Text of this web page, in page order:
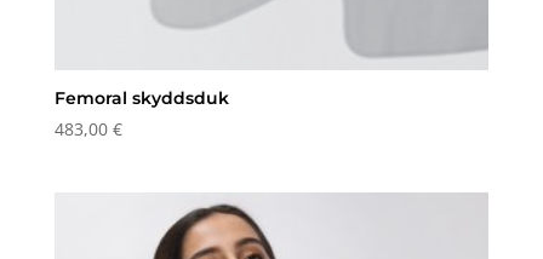
Femoral skyddsduk
483,00 €